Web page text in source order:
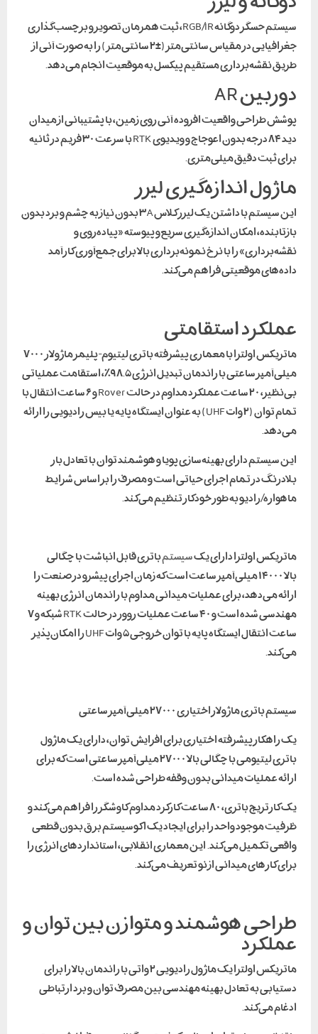
سیستم حسگر دوگانه RGB/IR، ثبت همزمان تصویر و برچسب‌گذاری
جغرافیایی در مقیاس سانتی‌متر (±۲ سانتی‌متر) را به صورت آنی از
طریق نقشه‌برداری مستقیم پیکسل به موقعیت انجام می‌دهد.
دوربین AR
پوشش طراحی واقعیت افزوده آنی روی زمین، با پشتیبانی از میدان
دید ۸۴ درجه بدون اعوجاج و ویدیوی RTK با سرعت ۳۰ فریم در ثانیه
برای ثبت دقیق میلی‌متری.
ماژول اندازه‌گیری لیزر
این سیستم با داشتن یک لیزر کلاس ۳A بدون نیاز به چشم و برد بدون
بازتابنده، امکان اندازه‌گیری سریع و پیوسته «پیاده‌روی و
نقشه‌برداری» را با نرخ نمونه‌برداری بالا برای جمع‌آوری کارآمد
داده‌های موقعیتی فراهم می‌کند.
عملکرد استقامتی
ماتریکس اولترا با معماری پیشرفته باتری لیتیوم-پلیمر ماژولار ۷۰۰۰
میلی‌آمپر ساعتی با راندمان تبدیل انرژی ۹۸.۵٪، استقامت عملیاتی
بی‌نظیر، ۲۰ ساعت عملکرد مداوم در حالت Rover و ۶ ساعت انتقال با
تمام توان (۲ وات UHF) به عنوان ایستگاه پایه یا بیس رادیویی را ارائه
می‌دهد.
این سیستم دارای بهینه‌سازی پویا و هوشمند توان با تعادل بار
بلادرنگ در تمام اجزای حیاتی است و مصرف را بر اساس شرایط
ماهواره/رادیو به طور خودکار تنظیم می‌کند.
ماتریکس اولترا دارای یکسیستمباتری قابل انباشت با چگالی
بالا ۱۴۰۰۰ میلی‌آمپر ساعت است که زمان اجرای پیشرو در صنعت را
ارائه می‌دهد، برای عملیات میدانی مداوم با راندمان انرژی بهینه
مهندسی شده است و ۴۰ ساعت عملیات روور در حالت RTK شبکه و ۷
ساعت انتقال ایستگاه پایه با توان خروجی ۵ وات UHF را امکان‌پذیر
می‌کند.
سیستم باتری ماژولار اختیاری ۲۷۰۰۰ میلی‌آمپر ساعتی
یک راهکار پیشرفته اختیاری برای افزایش توان، دارای یک ماژول
باتری لیتیومی با چگالی بالا ۲۷۰۰۰ میلی‌آمپر ساعتی است که برای
ارائه عملیات میدانی بدون وقفه طراحی شده است.
یک کارتریج باتری، ۸۰ ساعت کارکرد مداوم کاوشگر را فراهم می‌کند و
ظرفیت موجود واحد را برای ایجاد یک اکوسیستم برق بدون قطعی
واقعی تکمیل می‌کند. این معماری انقلابی، استانداردهای انرژی را
برای کارهای میدانی از نو تعریف می‌کند.
طراحی هوشمند و متوازن بین توان و
عملکرد
ماتریکس اولترا یک ماژول رادیویی ۲ واتی با راندمان بالا را برای
دستیابی به تعادل بهینه مهندسی بین مصرف توان و برد ارتباطی
ادغام می‌کند.